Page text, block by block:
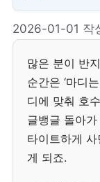
2026-01-01 작
많은 분이 반
순간은 ‘마디
디에 맞춰 호
글뱅글 돌아
타이트하게
게 되죠.